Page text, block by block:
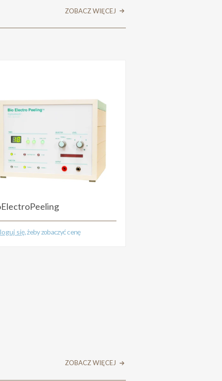
ZOBACZ WIĘCEJ
się, żeby zobaczyć cenę
ZOBACZ WIĘCEJ